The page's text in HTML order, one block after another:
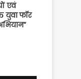
एवं
युवा फॉर